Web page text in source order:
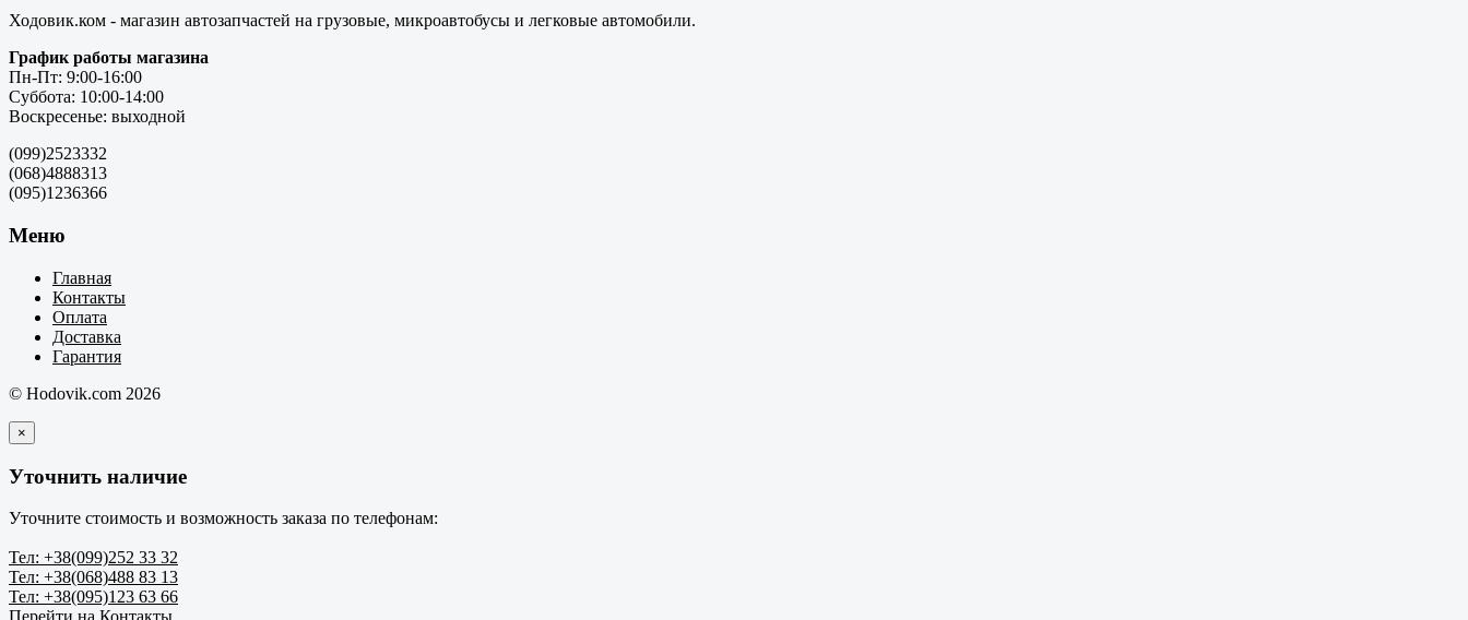
Ходовик.ком - магазин автозапчастей на грузовые, микроавтобусы и легковые автомобили.
График работы магазина
Пн-Пт: 9:00-16:00
Суббота: 10:00-14:00
Воскресенье: выходной
(099)2523332
(068)4888313
(095)1236366
Меню
Главная
Контакты
Оплата
Доставка
Гарантия
© Hodovik.com 2026
×
Уточнить наличие
Уточните стоимость и возможность заказа по телефонам:
Тел: +38(099)252 33 32
Тел: +38(068)488 83 13
Тел: +38(095)123 63 66